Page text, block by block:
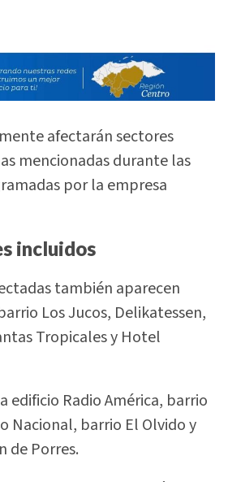
afectarán sectores
mencionadas durante las
por la empresa
incluidos
también aparecen
Los Jucos, Delikatessen,
Tropicales y Hotel
edificio Radio América, barrio
Nacional, barrio El Olvido y
de Porres.